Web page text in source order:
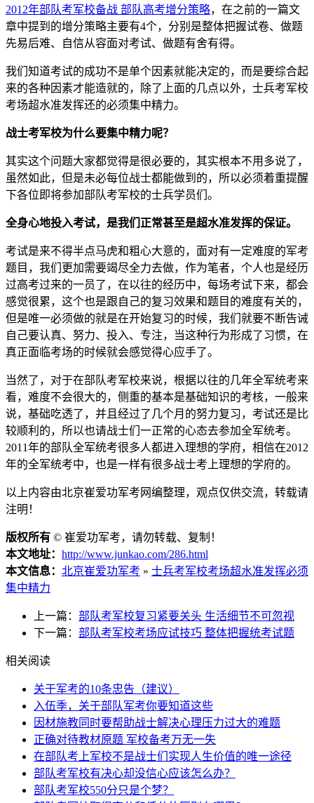
2012年部队考军校备战 部队高考增分策略，在之前的一篇文
章中提到的增分策略主要有4个，分别是整体把握试卷、做题
先易后难、自信从容面对考试、做题有舍有得。
我们知道考试的成功不是单个因素就能决定的，而是要综合起
来的各种因素才能造就的，除了上面的几点以外，士兵考军校
考场超水准发挥还的必须集中精力。
战士考军校为什么要集中精力呢？
其实这个问题大家都觉得是很必要的，其实根本不用多说了，
虽然如此，但是未必每位战士都能做到的，所以必须着重提醒
下各位即将参加部队考军校的士兵学员们。
全身心地投入考试，是我们正常甚至是超水准发挥的保证。
考试是来不得半点马虎和粗心大意的，面对有一定难度的军考
题目，我们更加需要竭尽全力去做，作为笔者，个人也是经历
过高考过来的一员了，在以往的经历中，每场考试下来，都会
感觉很累，这个也是跟自己的复习效果和题目的难度有关的，
但是唯一必须做的就是在开始复习的时候，我们就要不断告诫
自己要认真、努力、投入、专注，当这种行为形成了习惯，在
真正面临考场的时候就会感觉得心应手了。
当然了，对于在部队考军校来说，根据以往的几年全军统考来
看，难度不会很大的，侧重的基本是基础知识的考核，一般来
说，基础吃透了，并且经过了几个月的努力复习，考试还是比
较顺利的，所以也请战士们一正常的心态去参加全军统考。
2011年的部队全军统考很多人都进入理想的学府，相信在2012
年的全军统考中，也是一样有很多战士考上理想的学府的。
以上内容由北京崔爱功军考网编整理，观点仅供交流，转载请
注明！
版权所有 © 崔爱功军考，请勿转载、复制！
本文地址： http://www.junkao.com/286.html
本文信息： 北京崔爱功军考 » 士兵考军校考场超水准发挥必须
集中精力
上一篇： 部队考军校复习紧要关头 生活细节不可忽视
下一篇： 部队考军校考场应试技巧 整体把握统考试题
相关阅读
关于军考的10条忠告（建议）
入伍季，关于部队军考你要知道这些
因材施教同时要帮助战士解决心理压力过大的难题
正确对待教材原题 军校备考万无一失
在部队考上军校不是战士们实现人生价值的唯一途径
部队考军校有决心却没信心应该怎么办？
部队考军校550分只是个梦？